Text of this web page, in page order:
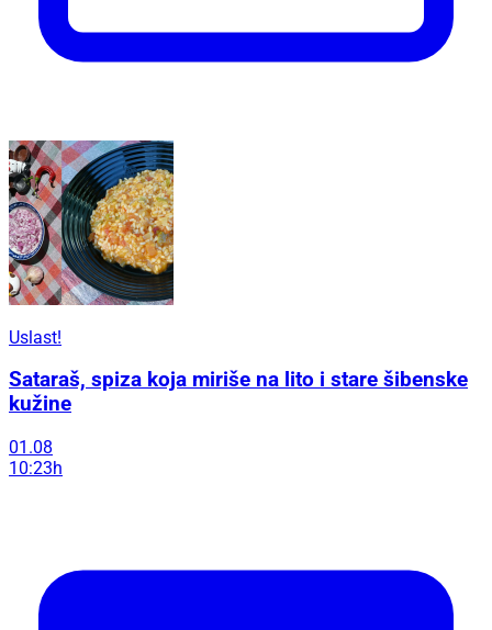
Uslast!
Sataraš, spiza koja miriše na lito i stare šibenske
kužine
01.08
10:23h